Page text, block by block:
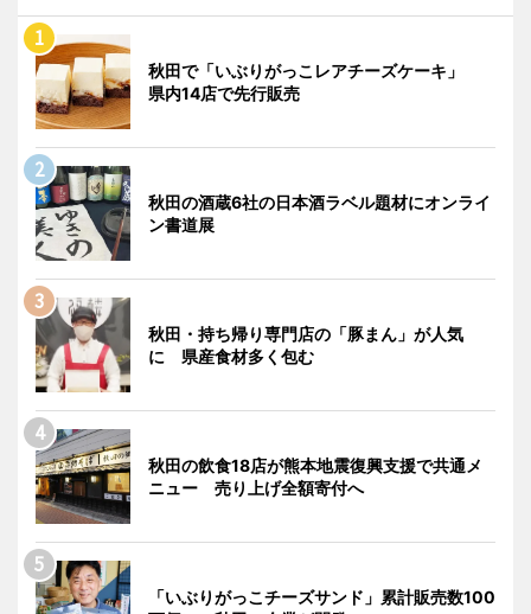
秋田で「いぶりがっこレアチーズケーキ」
県内14店で先行販売
秋田の酒蔵6社の日本酒ラベル題材にオンライ
ン書道展
秋田・持ち帰り専門店の「豚まん」が人気
に 県産食材多く包む
秋田の飲食18店が熊本地震復興支援で共通メ
ニュー 売り上げ全額寄付へ
「いぶりがっこチーズサンド」累計販売数100